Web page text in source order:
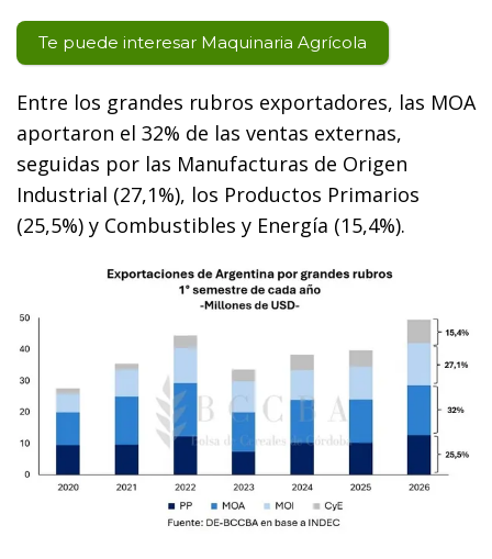
Te puede interesar Maquinaria Agrícola
Entre los grandes rubros exportadores, las MOA
aportaron el 32% de las ventas externas,
seguidas por las Manufacturas de Origen
Industrial (27,1%), los Productos Primarios
(25,5%) y Combustibles y Energía (15,4%).